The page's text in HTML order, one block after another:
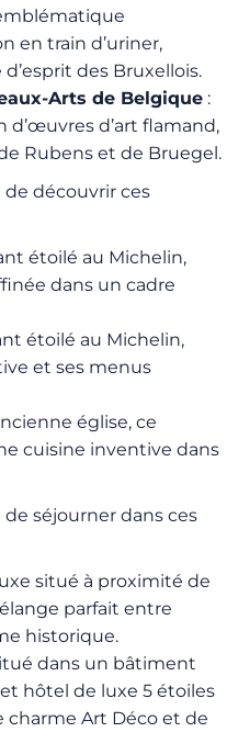
en train d’uriner,
des Bruxellois.
Arts de Belgique :
d’art flamand,
Rubens et de Bruegel.
de découvrir ces
étoilé au Michelin,
dans un cadre
étoilé au Michelin,
et ses menus
église, ce
cuisine inventive dans
de séjourner dans ces
situé à proximité de
parfait entre
historique.
dans un bâtiment
hôtel de luxe 5 étoiles
Art Déco et de